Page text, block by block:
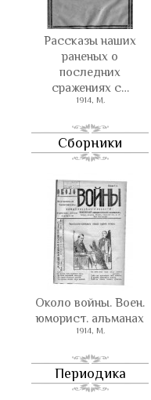
Рассказы наших
раненых о
последних
сражениях с…
1914, М.
Сборники
Около войны. Воен.
юморист. альманах
1914, М.
Периодика